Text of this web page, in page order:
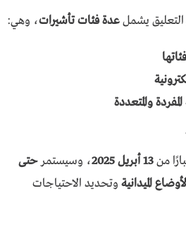
يشملعدة فئات تأشيرات، وهي:
والمتعددة
من13 أبريل 2025 ، وسيستمر حتى
الميدانية وتحديد الاحتياجات